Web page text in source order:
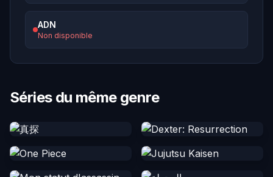
ADN
Non disponible
Séries du même genre